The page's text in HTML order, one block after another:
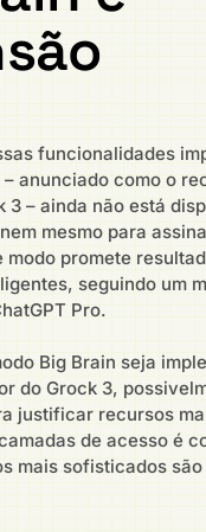
funcionalidades
– anunciado como o
3 – ainda não está
mesmo para
modo promete
seguindo um
Pro.
Big Brain seja
do Grock 3,
justificar recursos
de acesso é
mais sofisticados